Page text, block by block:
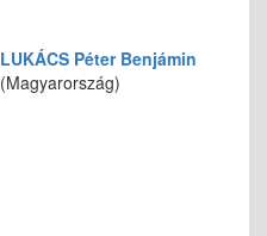
LUKÁCS Péter Benjámin
(Magyarország)